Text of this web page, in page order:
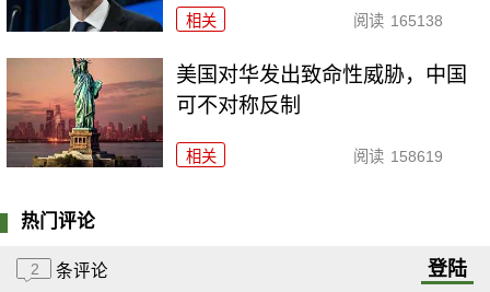
相关 阅读 165138
美国对华发出致命性威胁，中国
可不对称反制
相关 阅读 158619
热门评论
2 条评论 登陆